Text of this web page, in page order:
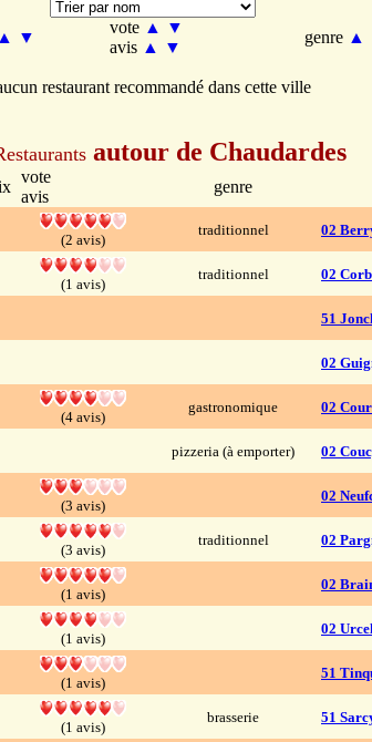
▲ ▼
vote ▲
▼
avis ▲ ▼
genre ▲
restaurant recommandé dans cette ville
autour de Chaudardes
vote
avis
genre
(2 avis)
traditionnel 02
(1 avis)
traditionnel 02
51
02
(4 avis)
gastronomique 02
pizzeria (à emporter) 02
(3 avis)
02
(3 avis)
traditionnel 02
(1 avis)
02
(1 avis)
02
(1 avis)
51
(1 avis)
brasserie 51